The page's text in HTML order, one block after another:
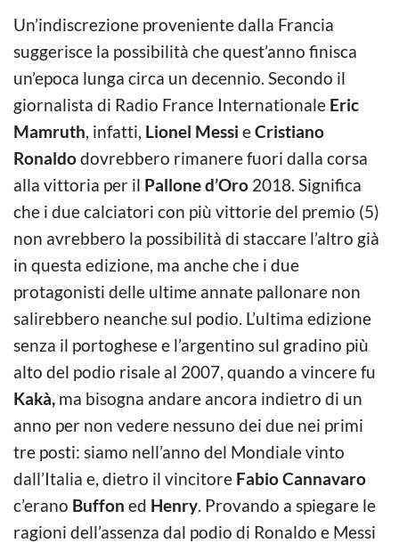
Un’indiscrezione proveniente dalla Francia
suggerisce la possibilità che quest’anno finisca
un’epoca lunga circa un decennio. Secondo il
giornalista di Radio France Internationale Eric
Mamruth, infatti, Lionel Messi eCristiano
Ronaldodovrebbero rimanere fuori dalla corsa
alla vittoria per il Pallone d’Oro 2018. Significa
che i due calciatori con più vittorie del premio (5)
non avrebbero la possibilità di staccare l’altro già
in questa edizione, ma anche che i due
protagonisti delle ultime annate pallonare non
salirebbero neanche sul podio. L’ultima edizione
senza il portoghese e l’argentino sul gradino più
alto del podio risale al 2007, quando a vincere fu
Kakà, ma bisogna andare ancora indietro di un
anno per non vedere nessuno dei due nei primi
tre posti: siamo nell’anno del Mondiale vinto
dall’Italia e, dietro il vincitore Fabio Cannavaro
c’erano Buffon ed Henry. Provando a spiegare le
ragioni dell’assenza dal podio di Ronaldo e Messi